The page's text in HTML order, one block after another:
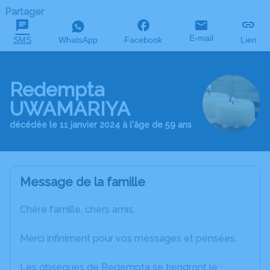
Partager
SMS WhatsApp Facebook E-mail Lien
Redempta
UWAMARIYA
décédée le 11 janvier 2024 à l'âge de 59 ans
Message de la famille
Chère famille, chers amis,
Merci infiniment pour vos messages et pensées.
Les obsèques de Redempta se tiendront le